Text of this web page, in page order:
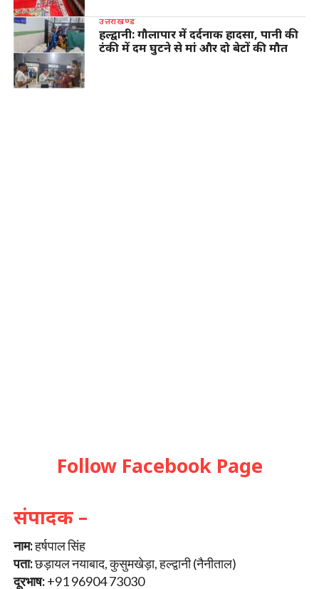
उत्तराखण्ड
हल्द्वानी: गौलापार में दर्दनाक हादसा, पानी की
टंकी में दम घुटने से मां और दो बेटों की मौत
Follow Facebook Page
संपादक –
नाम:हर्षपाल सिंह
पता:छड़ायल नयाबाद, कुसुमखेड़ा, हल्द्वानी (नैनीताल)
दूरभाष:+91 96904 73030